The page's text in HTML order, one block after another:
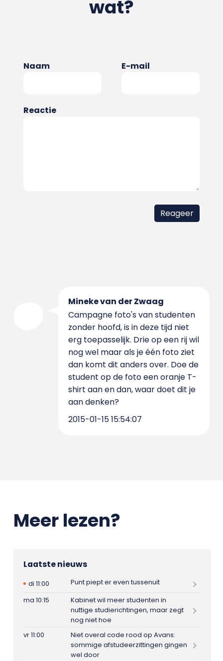
wat?
Naam E-mail
Reactie
Mineke van der Zwaag
Campagne foto's van studenten
zonder hoofd, is in deze tijd niet
erg toepasselijk. Drie op een rij wil
nog wel maar als je één foto ziet
dan komt dit anders over. Doe de
student op de foto een oranje T-
shirt aan en dan, waar doet dit je
aan denken?
2015-01-15 15:54:07
Meer lezen?
Laatste nieuws
di 11:00
Punt piept er even tussenuit
ma 10:15
Kabinet wil meer studenten in
nuttige studierichtingen, maar zegt
nog niet hoe
vr 11:00
Niet overal code rood op Avans:
sommige afstudeerzittingen gingen
wel door